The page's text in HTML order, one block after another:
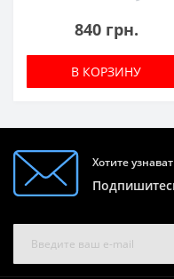
840 грн.
В КОРЗИНУ
Хотите